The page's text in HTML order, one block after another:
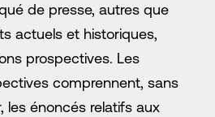
de presse, autres que
actuels et historiques,
prospectives. Les
comprennent, sans
les énoncés relatifs aux